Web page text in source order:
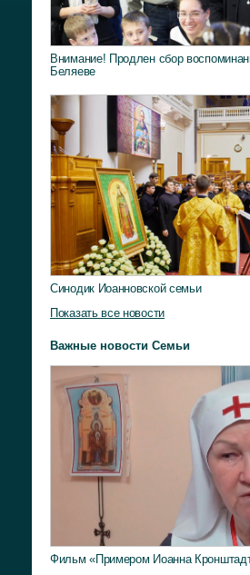
Внимание! Продлен сбор
Беляеве
Синодик Иоанновской семьи
Показать все новости
Важные новости Семьи
Фильм «Примером Иоанна